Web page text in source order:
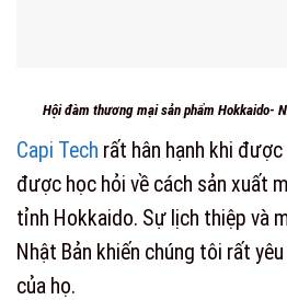
Hội đàm thương mại sản phẩm Hokkaido-
Capi Tech rất hân hạnh khi
được học hỏi về cách sản xuất
tỉnh Hokkaido. Sự lịch thiệp và
Nhật Bản khiến chúng tôi rất
của họ.